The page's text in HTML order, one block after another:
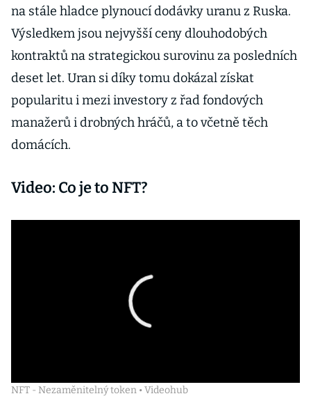
na stále hladce plynoucí dodávky uranu z Ruska.
Výsledkem jsou nejvyšší ceny dlouhodobých
kontraktů na strategickou surovinu za posledních
deset let. Uran si díky tomu dokázal získat
popularitu i mezi investory z řad fondových
manažerů i drobných hráčů, a to včetně těch
domácích.
Video: Co je to NFT?
NFT - Nezaměnitelný token • Videohub